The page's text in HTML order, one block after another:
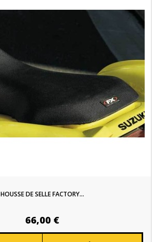
HOUSSE DE SELLE FACTORY...
66,00 €